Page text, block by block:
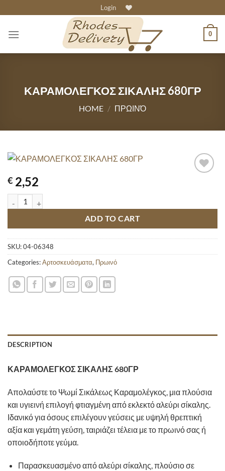
to
content
Login
0
ΚΑΡΑΜΟΛΕΓΚΟΣ ΣΙΚΑΛΗΣ 680ΓΡ
HOME / ΠΡΩΙΝΌ
€ 2,52
ΚΑΡΑΜΟΛΕΓΚΟΣ ΣΙΚΑΛΗΣ 680ΓΡ quantity
ADD TO CART
SKU:04-06348
Categories:Αρτοσκευάσματα, Πρωινό
DESCRIPTION
ΚΑΡΑΜΟΛΕΓΚΟΣ ΣΙΚΑΛΗΣ 680ΓΡ
Απολαύστε το Ψωμί Σικάλεως Καραμολέγκος, μια πλούσια
και υγιεινή επιλογή φτιαγμένη από εκλεκτό αλεύρι σίκαλης.
Ιδανικό για όσους επιλέγουν γεύσεις με υψηλή θρεπτική
αξία και γεμάτη γεύση, ταιριάζει τέλεια με το πρωινό σας ή
οποιοδήποτε γεύμα.
Παρασκευασμένο από αλεύρι σίκαλης, πλούσιο σε